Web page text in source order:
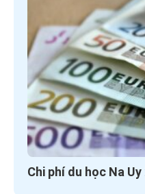
Chi phí du học Na